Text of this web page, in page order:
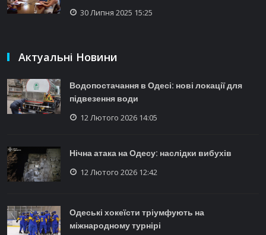
30 Липня 2025 15:25
Актуальні Новини
Водопостачання в Одесі: нові локації для
підвезення води
12 Лютого 2026 14:05
Нічна атака на Одесу: наслідки вибухів
12 Лютого 2026 12:42
Одеські хокеїсти тріумфують на
міжнародному турнірі